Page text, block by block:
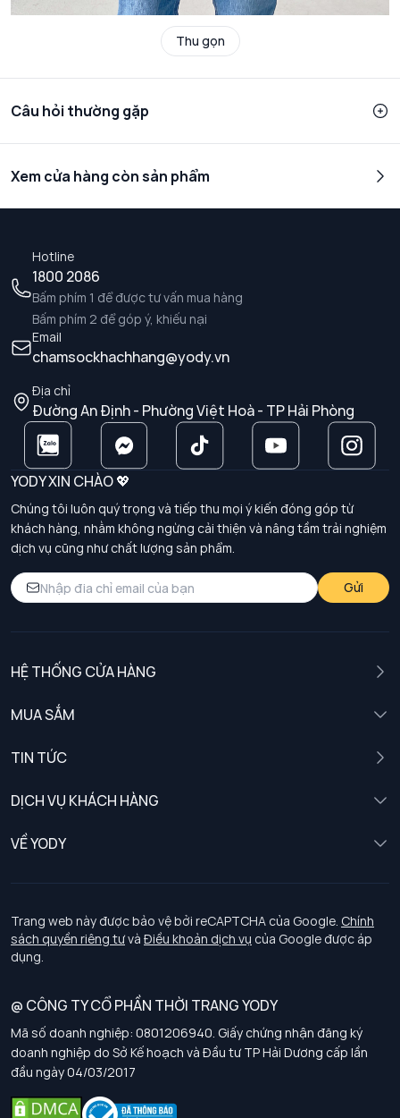
Thu gọn
Câu hỏi thường gặp
Xem cửa hàng còn sản phẩm
Hotline
1800 2086
Bấm phím 1 để được tư vấn mua hàng
Bấm phím 2 để góp ý, khiếu nại
Email
chamsockhachhang@yody.vn
Địa chỉ
Đường An Định - Phường Việt Hoà - TP Hải Phòng
YODY XIN CHÀO 💖
Chúng tôi luôn quý trọng và tiếp thu mọi ý kiến đóng góp từ
khách hàng, nhằm không ngừng cải thiện và nâng tầm trải nghiệm
dịch vụ cũng như chất lượng sản phẩm.
Gửi
HỆ THỐNG CỬA HÀNG
MUA SẮM
TIN TỨC
DỊCH VỤ KHÁCH HÀNG
Chính sách khách hàng thân thiết
Chính sách bảo vệ dữ liệu cá nhân
Chính sách thanh toán, giao nhận
Chính sách chất lượng và an toàn sức khoẻ nghề nghiệp
Chính sách đơn đồng phục
Hướng dẫn chọn kích thước
VỀ YODY
Tuyển dụng
Trang web này được bảo vệ bởi reCAPTCHA của Google. Chính
sách quyền riêng tưvà Điều khoản dịch vụ của Google được áp
dụng.
@ CÔNG TY CỔ PHẦN THỜI TRANG YODY
Mã số doanh nghiệp: 0801206940. Giấy chứng nhận đăng ký
doanh nghiệp do Sở Kế hoạch và Đầu tư TP Hải Dương cấp lần
đầu ngày 04/03/2017